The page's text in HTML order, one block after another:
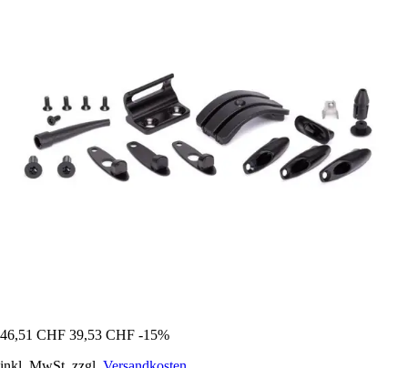
46,51 CHF 39,53 CHF -15%